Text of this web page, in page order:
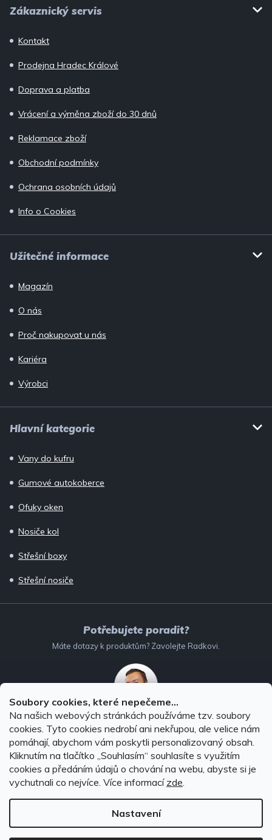
Soubory cookies, které nepečeme...
Na našich webových stránkách používáme tzv. soubory
cookies. Tyto cookies nedrobí ani nekřupou, ale velice nám
pomáhají, abychom vám poskytli personalizovaný obsah.
Kliknutím na tlačítko ,,Souhlasím“ souhlasíte s využitím
cookies a předáním údajů o chování na webu, abyste si je
vychutnali co nejvíce. Více informací zde.
Nastavení
Zákaznický servis
Kontakt
Prodejna Hradec Králové
Doprava a platba
Vrácení a výměna zboží do 30 dnů
Reklamace zboží
Obchodní podmínky
Ochrana osobních údajů
Info o Cookies
Užitečné informace
Magazín
O nás
Proč nakupovat u nás
Kariéra
Výrobci
Hlavní kategorie
Vany do kufru
Gumové autokoberce
Ofuky oken
Nosiče kol
Střešní boxy
Střešní nosiče
Potřebujete poradit?
Máte dotazy k produktům? Zavolejte Radkovi.
732 147 896 (Po–Pá: 8–16:00)
info@autodoplnky-obchod.cz
Copyright 2026Autodoplňky-obchod.cz. Všechna práva